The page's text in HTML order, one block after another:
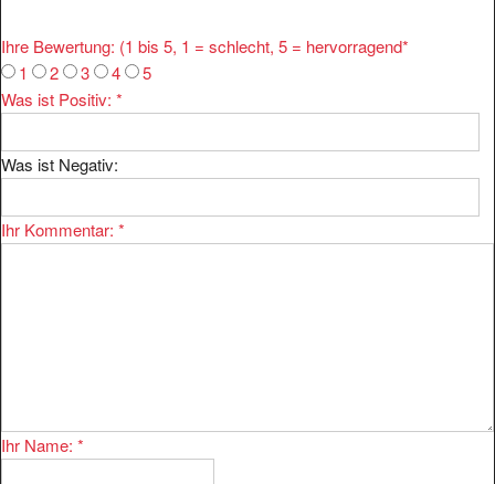
Ihre Bewertung: (1 bis 5, 1 = schlecht, 5 = hervorragend*
1
2 3 4
5
Was ist Positiv: *
Was ist Negativ:
Ihr Kommentar: *
Ihr Name: *